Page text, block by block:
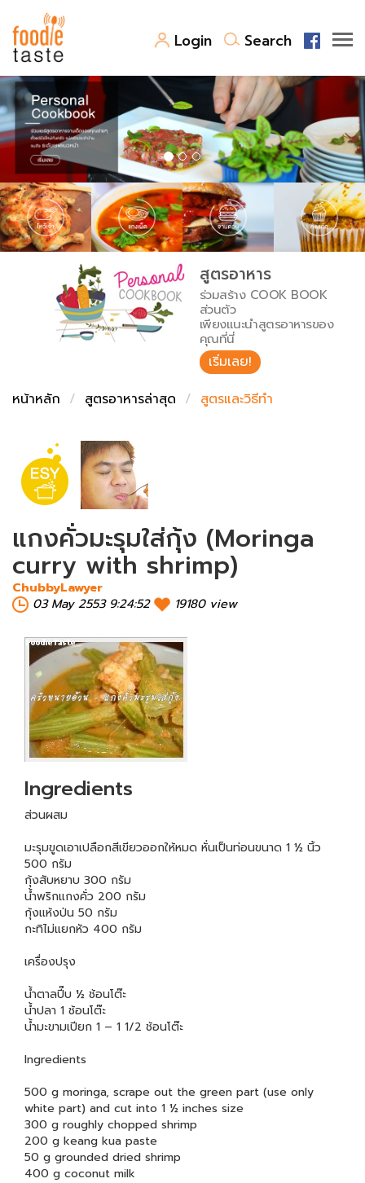
Login Search
สูตรอาหาร
สูตรอาหารล่าสุด
Top Foodie
พาไปชิม
สารพันก้นครัว
เคล็ดลับน่ารู้
เปรียบเทียบหน่วยการตวง
เปรียบเทียบอุณหภูมิ
เปรียบเทียบน้ำหนักวัตถุดิบ
FoodPedia
สร้าง Cookbook
สูตรอาหาร
ร่วมสร้าง COOK BOOK
ส่วนตัว
เพียงแนะนำสูตรอาหารของ
คุณที่นี่
เริ่มเลย!
หน้าหลัก
สูตรอาหารล่าสุด สูตรและวิธีทำ
แกงคั่วมะรุมใส่กุ้ง (Moringa
curry with shrimp)
ChubbyLawyer
03 May 2553 9:24:52
19180 view
Ingredients
ส่วนผสม
มะรุมขูดเอาเปลือกสีเขียวออกให้หมด หั่นเป็นท่อนขนาด 1 ½ นิ้ว
500 กรัม
กุ้งสับหยาบ 300 กรัม
น้ำพริกแกงคั่ว 200 กรัม
กุ้งแห้งป่น 50 กรัม
กะทิไม่แยกหัว 400 กรัม
เครื่องปรุง
น้ำตาลปี๊บ ½ ช้อนโต๊ะ
น้ำปลา 1 ช้อนโต๊ะ
น้ำมะขามเปียก 1 – 1 1/2 ช้อนโต๊ะ
Ingredients
500 g moringa, scrape out the green part (use only
white part) and cut into 1 ½ inches size
300 g roughly chopped shrimp
200 g keang kua paste
50 g grounded dried shrimp
400 g coconut milk